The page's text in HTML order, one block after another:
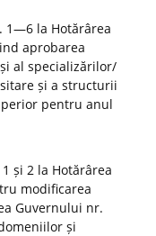
1—6 la Hotărârea
aprobarea
al specializărilor/
și a structurii
pentru anul
și 2 la Hotărârea
modificarea
Guvernului nr.
și